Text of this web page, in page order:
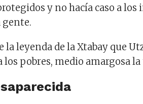
y no hacía caso a los
gente.
la leyenda de la Xtabay que
pobres, medio amargosa la